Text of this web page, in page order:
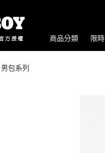
商品分類 限
男包系列